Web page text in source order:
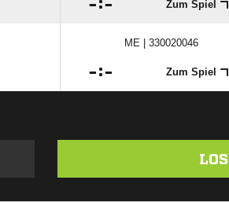
: Zum Spiel
ME | 330020046
: Zum Spiel
LOS